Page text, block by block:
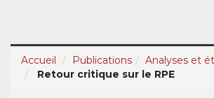
Accueil
Publications
Analyses et
Retour critique sur le RPE